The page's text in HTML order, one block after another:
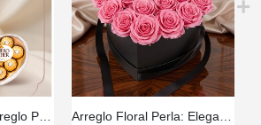
Orquídea GALA: Arreglo Premium con Chocolates de Corazón ✨ Arreglo Floral Perla: Elegancia en Caja Corazón con Rosas 💝